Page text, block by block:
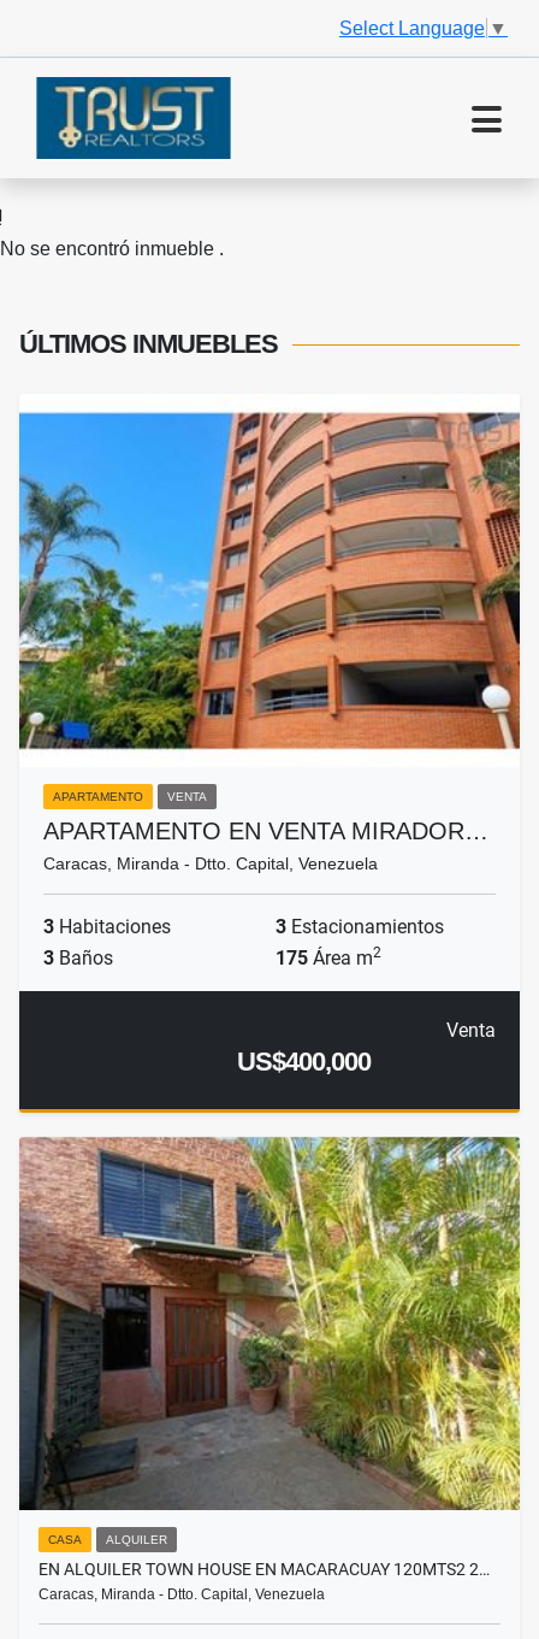
Select Language ▼
No se encontró inmueble .
ÚLTIMOS INMUEBLES
APARTAMENTO VENTA
APARTAMENTO EN VENTA MIRADOR…
Caracas, Miranda - Dtto. Capital, Venezuela
3 Habitaciones 3 Estacionamientos
3 Baños 175 Área m2
Venta
US$400,000
CASA ALQUILER
EN ALQUILER TOWN HOUSE EN MACARACUAY 120MTS2 2…
Caracas, Miranda - Dtto. Capital, Venezuela